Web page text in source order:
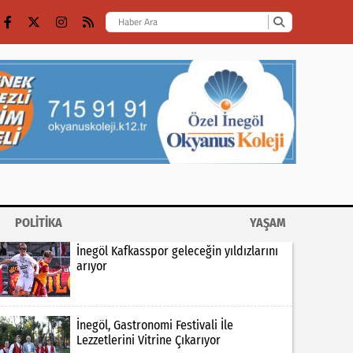
POLİTİKA
YAŞAM
İnegöl Kafkasspor geleceğin yıldızlarını
arıyor
İnegöl, Gastronomi Festivali İle
Lezzetlerini Vitrine Çıkarıyor